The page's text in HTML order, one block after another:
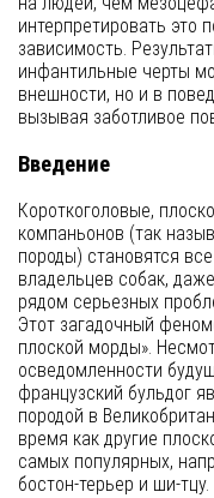
интерпретировать это
зависимость.
инфантильные черты
внешности, но и в
вызывая заботливое
Введение
Короткоголовые,
компаньонов (так
породы) становятся
владельцев собак,
рядом серьезных
Этот загадочный
плоской морды».
осведомленности
французский бульдог
породой в
время как другие
самых популярных,
бостон-терьер и ши-тцу.